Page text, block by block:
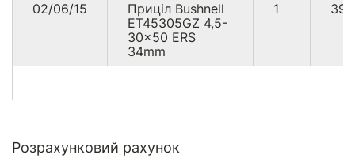
02/06/15
Приціл Bushnell
ET45305GZ 4,5-
30x50 ERS
34mm
1
Розрахунковий рахунок